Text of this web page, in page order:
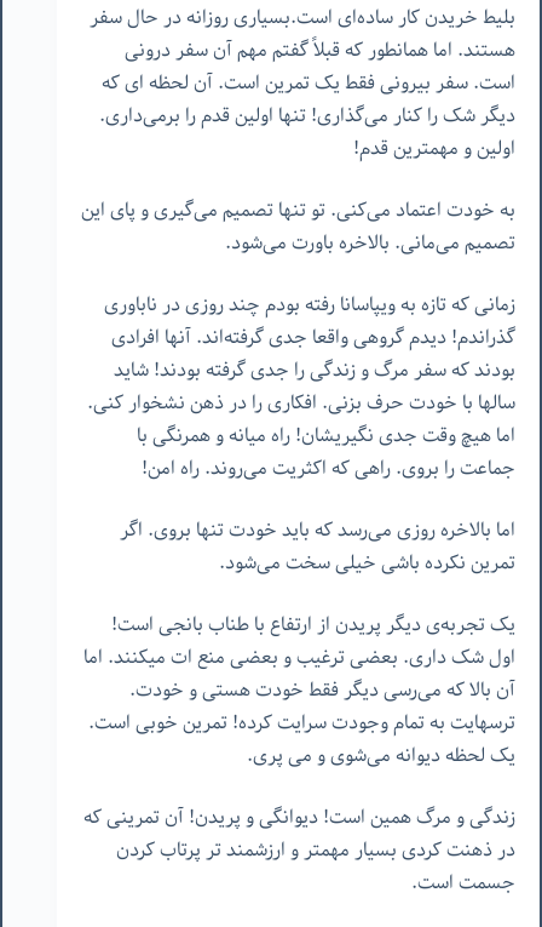
بلیط خریدن کار ساده‌ای است.بسیاری روزانه در حال سفر
هستند. اما همانطور که قبلاً گفتم مهم آن سفر درونی
است. سفر بیرونی فقط یک تمرین است. آن لحظه ای که
دیگر شک را کنار می‌گذاری! تنها اولین قدم را برمی‌داری.
اولین و مهمترین قدم!
به خودت اعتماد می‌کنی. تو تنها تصمیم می‌گیری و پای این
تصمیم می‌مانی. بالاخره باورت می‌شود.
زمانی که تازه به ویپاسانا رفته بودم چند روزی در ناباوری
گذراندم! دیدم گروهی واقعا جدی گرفته‌اند. آنها افرادی
بودند که سفر مرگ و زندگی را جدی گرفته بودند! شاید
سالها با خودت حرف بزنی. افکاری را در ذهن نشخوار کنی.
اما هیچ وقت جدی نگیریشان! راه میانه و همرنگی با
جماعت را بروی. راهی که اکثریت می‌روند. راه امن!
اما بالاخره روزی می‌رسد که باید خودت تنها بروی. اگر
تمرین نکرده باشی خیلی سخت می‌شود.
یک تجربه‌ی دیگر پریدن از ارتفاع با طناب بانجی است!
اول شک داری. بعضی ترغیب و بعضی منع ات میکنند. اما
آن بالا که می‌رسی دیگر فقط خودت هستی و خودت.
ترسهایت به تمام وجودت سرایت کرده! تمرین خوبی است.
یک لحظه دیوانه می‌شوی و می پری.
زندگی و مرگ همین است! دیوانگی و پریدن! آن تمرینی که
در ذهنت کردی بسیار مهمتر و ارزشمند تر پرتاب کردن
جسمت است.